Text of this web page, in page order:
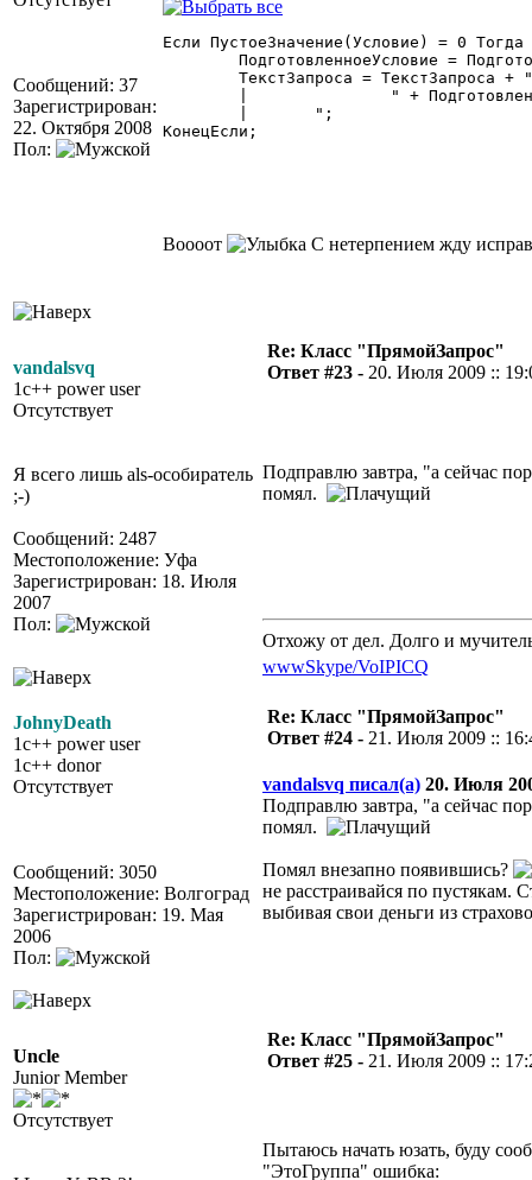
Сообщений: 37
Зарегистрирован:
22. Октября 2008
Пол:
Если ПустоеЗначение(Условие) = 0 Тогда
КонецЕсли;
Воооот С нетерпением жду
vandalsvq
1c++ power user
Отсутствует
Я всего лишь als-особиратель
;-)
Сообщений: 2487
Местоположение: Уфа
Зарегистрирован: 18. Июля
2007
Пол:
Re: Класс "ПрямойЗапрос"
Ответ #23 - 20. Июля 2009 ::
Подправлю завтра, "а сейчас
помял.
Отхожу от дел. Долго и
wwwSkype/VoIPICQ
JohnyDeath
1c++ power user
1c++ donor
Отсутствует
Сообщений: 3050
Местоположение: Волгоград
Зарегистрирован: 19. Мая
2006
Пол:
Re: Класс "ПрямойЗапрос"
Ответ #24 - 21. Июля 2009 ::
vandalsvq писал(а) 20. Июля
Подправлю завтра, "а сейчас
помял.
Помял внезапно появившись?
не расстраивайся по пустякам.
выбивая свои деньги из
Uncle
Junior Member
Отсутствует
Re: Класс "ПрямойЗапрос"
Ответ #25 - 21. Июля 2009 ::
Пытаюсь начать юзать, буду
"ЭтоГруппа" ошибка: